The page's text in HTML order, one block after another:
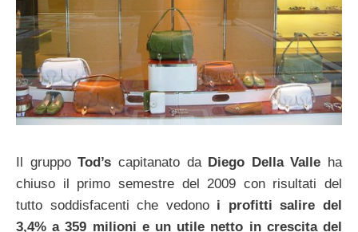
Il gruppoTod’s capitanato da Diego Della Valle ha
chiuso il primo semestre del 2009 con risultati del
tutto soddisfacenti che vedono i profitti salire del
3,4% a 359 milioni e un utile netto in crescita del